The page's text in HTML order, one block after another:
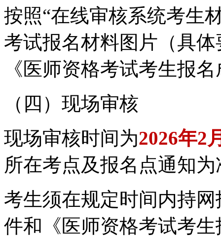
按照“在线审核系统考生
考试报名材料图片（具
《医师资格考试考生报
（四）现场审核
现场审核时间为2026年2
所在考点及报名点通知
考生须在规定时间内持
件和《医师资格考试考